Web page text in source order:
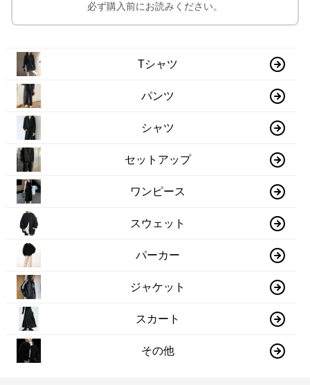
必ず購入前にお読みください。
Tシャツ
パンツ
シャツ
セットアップ
ワンピース
スウェット
パーカー
ジャケット
スカート
その他